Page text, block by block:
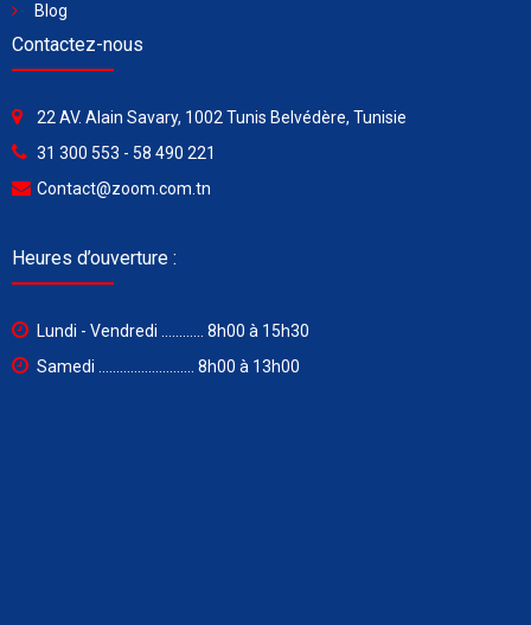
Blog
Contactez-nous
22 AV. Alain Savary, 1002 Tunis Belvédère, Tunisie
31 300 553 - 58 490 221
Contact@zoom.com.tn
Heures d’ouverture :
Lundi - Vendredi ............ 8h00 à 15h30
Samedi ........................... 8h00 à 13h00